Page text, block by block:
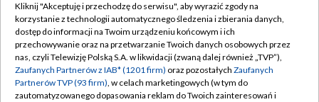
TVP
Abonament TVP
Emisja w TVP
Centrum informacji TVP
Regulamin TVP
Polityka prywatności
Moje zgody
Kliknij "Akceptuję i przechodzę do serwisu", aby wyrazić zgody na
korzystanie z technologii automatycznego śledzenia i zbierania danych,
dostęp do informacji na Twoim urządzeniu końcowym i ich
przechowywanie oraz na przetwarzanie Twoich danych osobowych przez
nas, czyli Telewizję Polską S.A. w likwidacji (zwaną dalej również „TVP”),
Zaufanych Partnerów z IAB* (1201 firm) oraz pozostałych Zaufanych
Partnerów TVP (93 firm), w celach marketingowych (w tym do
zautomatyzowanego dopasowania reklam do Twoich zainteresowań i